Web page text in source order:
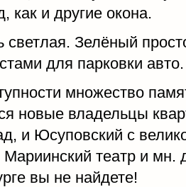
как и другие окона.
светлая. Зелёный
для парковки авто.
множество
новые владельцы
и Юсуповский с
театр и мн.
вы не найдете!